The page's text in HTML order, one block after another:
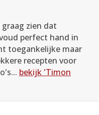
zien dat
perfect hand in
toegankelijke maar
recepten voor
bekijk 'Timon